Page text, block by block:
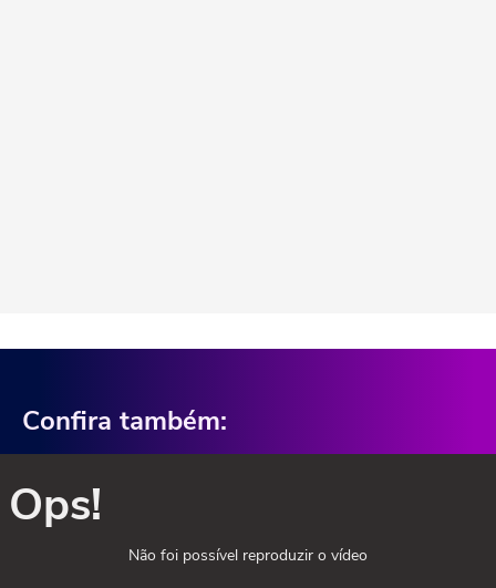
Confira também:
Ops!
Não foi possível reproduzir o vídeo